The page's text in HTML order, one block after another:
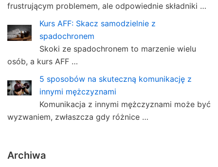
frustrującym problemem, ale odpowiednie składniki …
Kurs AFF: Skacz samodzielnie z
spadochronem
Skoki ze spadochronem to marzenie wielu
osób, a kurs AFF …
5 sposobów na skuteczną komunikację z
innymi mężczyznami
Komunikacja z innymi mężczyznami może być
wyzwaniem, zwłaszcza gdy różnice …
Archiwa